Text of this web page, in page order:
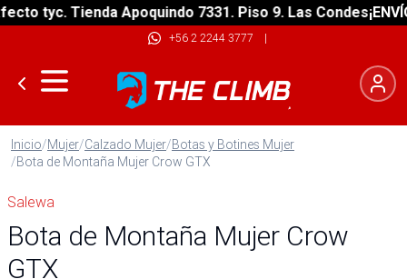
tyc. Tienda Apoquindo 7331. Piso 9. Las Condes¡ENVÍO
+56 2 2244 3777 |
Inicio/Mujer/Calzado Mujer/Botas y Botines Mujer
/Bota de Montaña Mujer Crow GTX
Salewa
Bota de Montaña Mujer Crow
GTX